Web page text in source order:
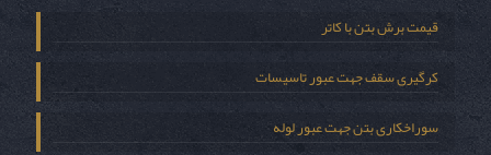
قیمت برش بتن با کاتر
کرگیری سقف جهت عبور تاسیسات
سوراخکاری بتن جهت عبور لوله